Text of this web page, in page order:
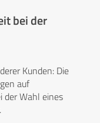
bei der
Kunden: Die
auf
der Wahl eines